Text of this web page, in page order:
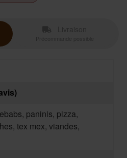
paninis, pizza,
tex mex, viandes,